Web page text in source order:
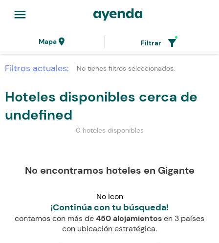
menu
Mapalocation_on Filtrar filter_alt
Filtros actuales: No tienes filtros seleccionados.
Hoteles disponibles cerca de
undefined
0 hoteles disponibles
No encontramos hoteles en Gigante
No icon
¡Continúa con tu búsqueda!
contamos con más de450 alojamientosen 3 países
con ubicación estratégica.